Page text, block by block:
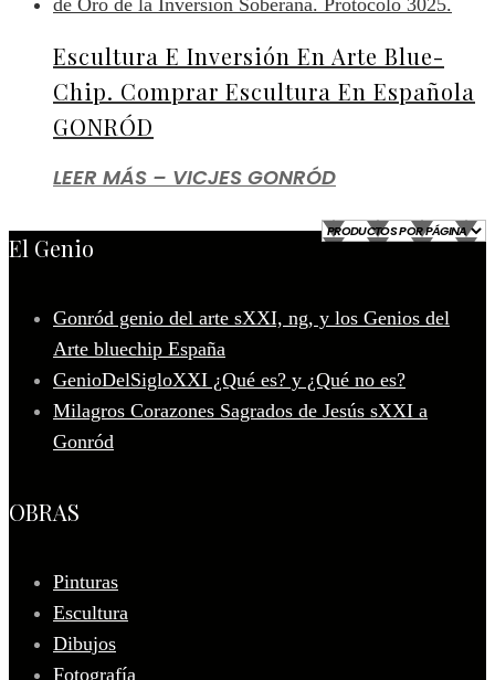
Escultura E Inversión En Arte Blue-
Chip. Comprar Escultura En Española
GONRÓD
LEER MÁS – VICJES GONRÓD
El Genio
Gonród genio del arte sXXI, ng, y los Genios del
Arte bluechip España
GenioDelSigloXXI ¿Qué es? y ¿Qué no es?
Milagros Corazones Sagrados de Jesús sXXI a
Gonród
OBRAS
Pinturas
Escultura
Dibujos
Fotografía